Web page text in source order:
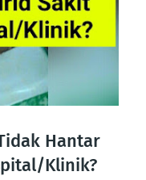
Hantar
Klinik?